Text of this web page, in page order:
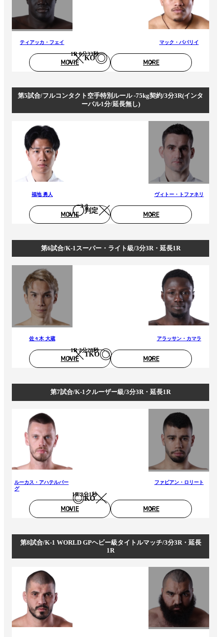
ティアッカ・フェイ
KO
1R 0分33秒
マック・パパリイ
MOVIE MORE
第5試合/フルコンタクト空手特別ルール -75kg契約/3分3R(インタ
ーバル1分/延長無し)
福地 勇人
判定
3-0
ヴィトー・トファネリ
MOVIE MORE
第6試合/K-1スーパー・ライト級/3分3R・延長1R
佐々木 大蔵
TKO
1R 2分28秒
アラッサン・カマラ
MOVIE MORE
第7試合/K-1クルーザー級/3分3R・延長1R
ルーカス・アハテルバー
グ
KO
1R 2分1秒
ファビアン・ロリート
MOVIE MORE
第8試合/K-1 WORLD GPヘビー級タイトルマッチ/3分3R・延長
1R